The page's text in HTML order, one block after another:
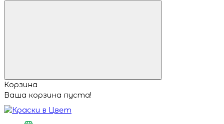
Корзина
Ваша корзина пуста!